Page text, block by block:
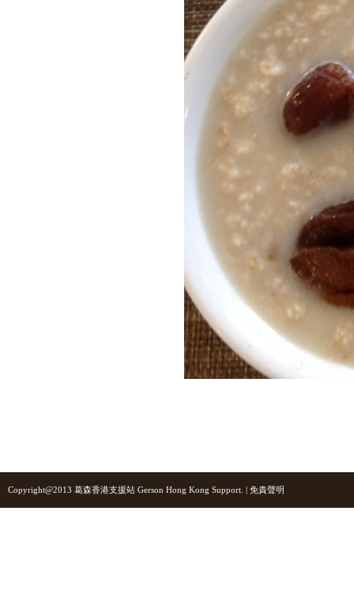
Copyright@2013 葛森香港支援站 Gerson Hong Kong Support. | 免責聲明